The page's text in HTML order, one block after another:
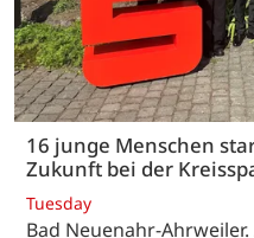
16 junge Menschen
Zukunft bei der
Tuesday
Bad Neuenahr-